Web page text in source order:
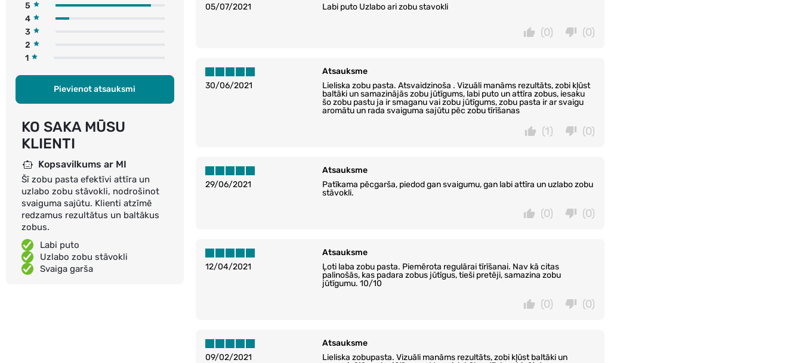
5
4
3
2
1
Pievienot atsauksmi
KO SAKA MŪSU
KLIENTI
Kopsavilkums ar MI
Šī zobu pasta efektīvi attīra un
uzlabo zobu stāvokli, nodrošinot
svaiguma sajūtu. Klienti atzīmē
redzamus rezultātus un baltākus
zobus.
Labi puto
Uzlabo zobu stāvokli
Svaiga garša
05/07/2021
Labi puto Uzlabo ari zobu stavokli
(0)
(0)
30/06/2021
Atsauksme
Lieliska zobu pasta. Atsvaidzinoša . Vizuāli manāms rezultāts, zobi kļūst
baltāki un samazinājās zobu jūtīgums, labi puto un attīra zobus, iesaku
šo zobu pastu ja ir smaganu vai zobu jūtīgums, zobu pasta ir ar svaigu
aromātu un rada svaiguma sajūtu pēc zobu tīrīšanas
(0)
(1)
29/06/2021
Atsauksme
Patīkama pēcgarša, piedod gan svaigumu, gan labi attīra un uzlabo zobu
stāvokli.
(0)
(0)
12/04/2021
Atsauksme
Ļoti laba zobu pasta. Piemērota regulārai tīrīšanai. Nav kā citas
palinošās, kas padara zobus jūtīgus, tieši pretēji, samazina zobu
jūtīgumu. 10/10
(0)
(0)
09/02/2021
Atsauksme
Lieliska zobupasta. Vizuāli manāms rezultāts, zobi kļūst baltāki un